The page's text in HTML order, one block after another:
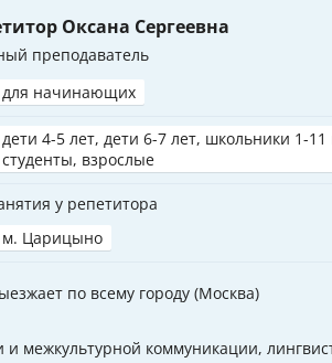
Оксана Сергеевна
преподаватель
для начинающих
дети 4-5 лет, дети 6-7 лет, школьники 1-11
студенты, взрослые
у репетитора
м. Царицыно
по всему городу (Москва)
и межкультурной коммуникации,